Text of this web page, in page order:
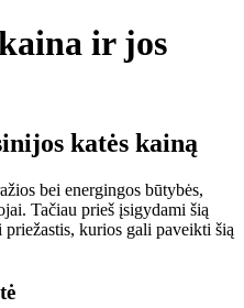
ir jos
katės kainą
bei energingos būtybės,
Tačiau prieš įsigydami šią
kurios gali paveikti šią